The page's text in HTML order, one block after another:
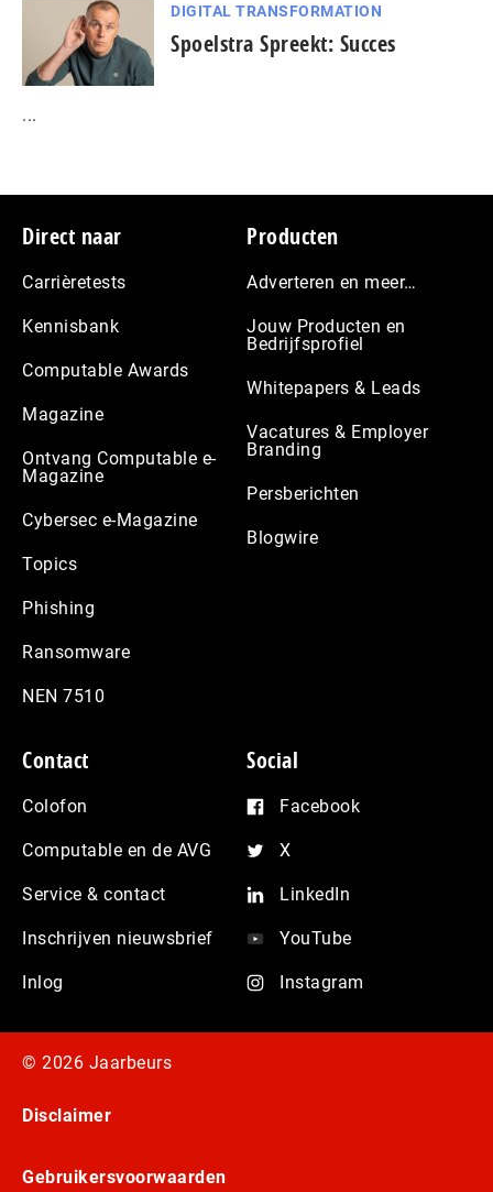
DIGITAL TRANSFORMATION
Spoelstra Spreekt: Succes
...
Footer
Direct naar
Carrièretests
Kennisbank
Computable Awards
Magazine
Ontvang Computable e-
Magazine
Cybersec e-Magazine
Topics
Phishing
Ransomware
NEN 7510
Producten
Adverteren en meer…
Jouw Producten en
Bedrijfsprofiel
Whitepapers & Leads
Vacatures & Employer
Branding
Persberichten
Blogwire
Contact
Colofon
Computable en de AVG
Service & contact
Inschrijven nieuwsbrief
Inlog
Social
Facebook
X
LinkedIn
YouTube
Instagram
© 2026 Jaarbeurs
Disclaimer
Gebruikersvoorwaarden